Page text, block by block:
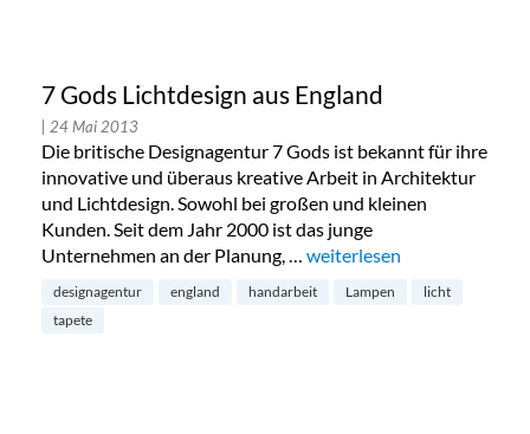
7 Gods Lichtdesign aus England
| 24 Mai 2013
Die britische Designagentur 7 Gods ist bekannt für ihre
innovative und überaus kreative Arbeit in Architektur
und Lichtdesign. Sowohl bei großen und kleinen
Kunden. Seit dem Jahr 2000 ist das junge
Unternehmen an der Planung, … „7 Gods Lichtdesign aus
weiterlesen
designagentur england handarbeit Lampen
licht
tapete